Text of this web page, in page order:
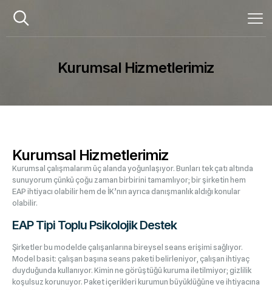
Kurumsal Hizmetlerimiz
Kurumsal Hizmetlerimiz
Kurumsal çalışmalarım üç alanda yoğunlaşıyor. Bunları tek çatı altında
sunuyorum çünkü çoğu zaman birbirini tamamlıyor; bir şirketin hem
EAP ihtiyacı olabilir hem de İK’nın ayrıca danışmanlık aldığı konular
olabilir.
EAP Tipi Toplu Psikolojik Destek
Şirketler bu modelde çalışanlarına bireysel seans erişimi sağlıyor.
Model basit: çalışan başına seans paketi belirleniyor, çalışan ihtiyaç
duyduğunda kullanıyor. Kimin ne görüştüğü kuruma iletilmiyor; gizlilik
koşulsuz korunuyor. Paket içerikleri kurumun büyüklüğüne ve ihtiyacına